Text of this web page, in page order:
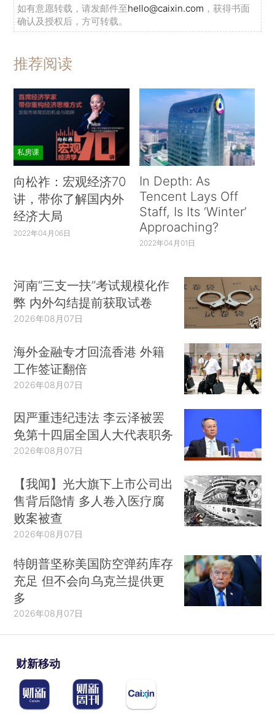
如有意愿转载，请发邮件至hello@caixin.com ，获得书面
确认及授权后，方可转载。
推荐阅读
私房课
向松祚：宏观经济70
讲，带你了解国内外
经济大局
2022年04月06日
In Depth: As
Tencent Lays Off
Staff, Is Its ‘Winter’
Approaching?
2022年04月01日
河南“三支一扶”考试规模化作
弊 内外勾结提前获取试卷
2026年08月07日
海外金融专才回流香港 外籍
工作签证翻倍
2026年08月07日
因严重违纪违法 李云泽被罢
免第十四届全国人大代表职务
2026年08月07日
【我闻】光大旗下上市公司出
售背后隐情 多人卷入医疗腐
败案被查
2026年08月07日
特朗普坚称美国防空弹药库存
充足 但不会向乌克兰提供更
多
2026年08月07日
财新移动